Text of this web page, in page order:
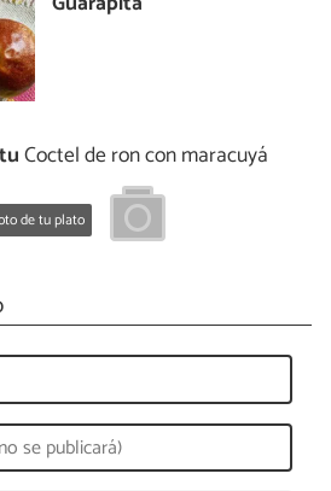
Coctel de ron con maracuyá
de tu plato